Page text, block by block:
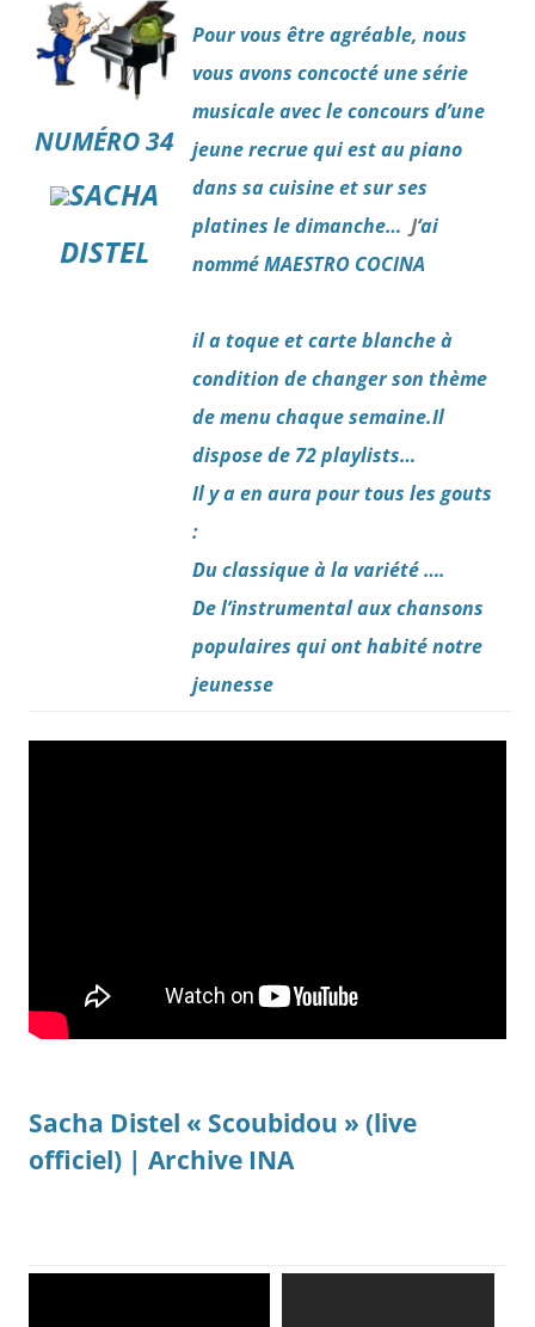
NUMÉRO 34
SACHA
DISTEL
Pourvous être agréable, nous
vous avons concocté une série
musicale avec le concours d’une
jeune recrue qui est au piano
dans sa cuisine et sur ses
platines le dimanche… J‘ai
nommé MAESTRO COCINA
il a toque et carte blanche à
condition de changer son thème
de menu chaque semaine.Il
dispose de 72 playlists…
Il y a en aura pour tous les gouts
:
Du classique à la variété ….
De l’instrumental aux chansons
populaires qui ont habité notre
jeunesse
Sacha Distel « Scoubidou » (live
officiel) | Archive INA